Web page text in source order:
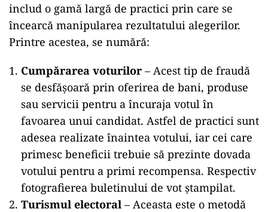
includ o gamă largă de practici prin care se
încearcă manipularea rezultatului alegerilor.
Printre acestea, se numără:
Cumpărarea voturilor – Acest tip de fraudă
se desfășoară prin oferirea de bani, produse
sau servicii pentru a încuraja votul în
favoarea unui candidat. Astfel de practici sunt
adesea realizate înaintea votului, iar cei care
primesc beneficii trebuie să prezinte dovada
votului pentru a primi recompensa​. Respectiv
fotografierea buletinului de vot ștampilat.
Turismul electoral – Aceasta este o metodă